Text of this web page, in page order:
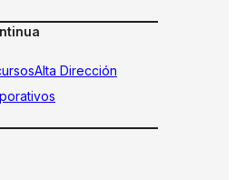
Alta Dirección